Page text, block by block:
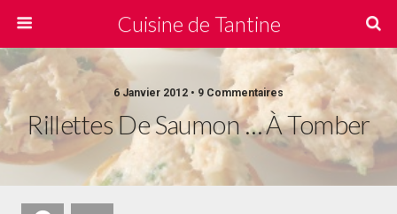
Cuisine de Tantine
6 Janvier 2012 • 9 Commentaires
Rillettes De Saumon … À Tomber